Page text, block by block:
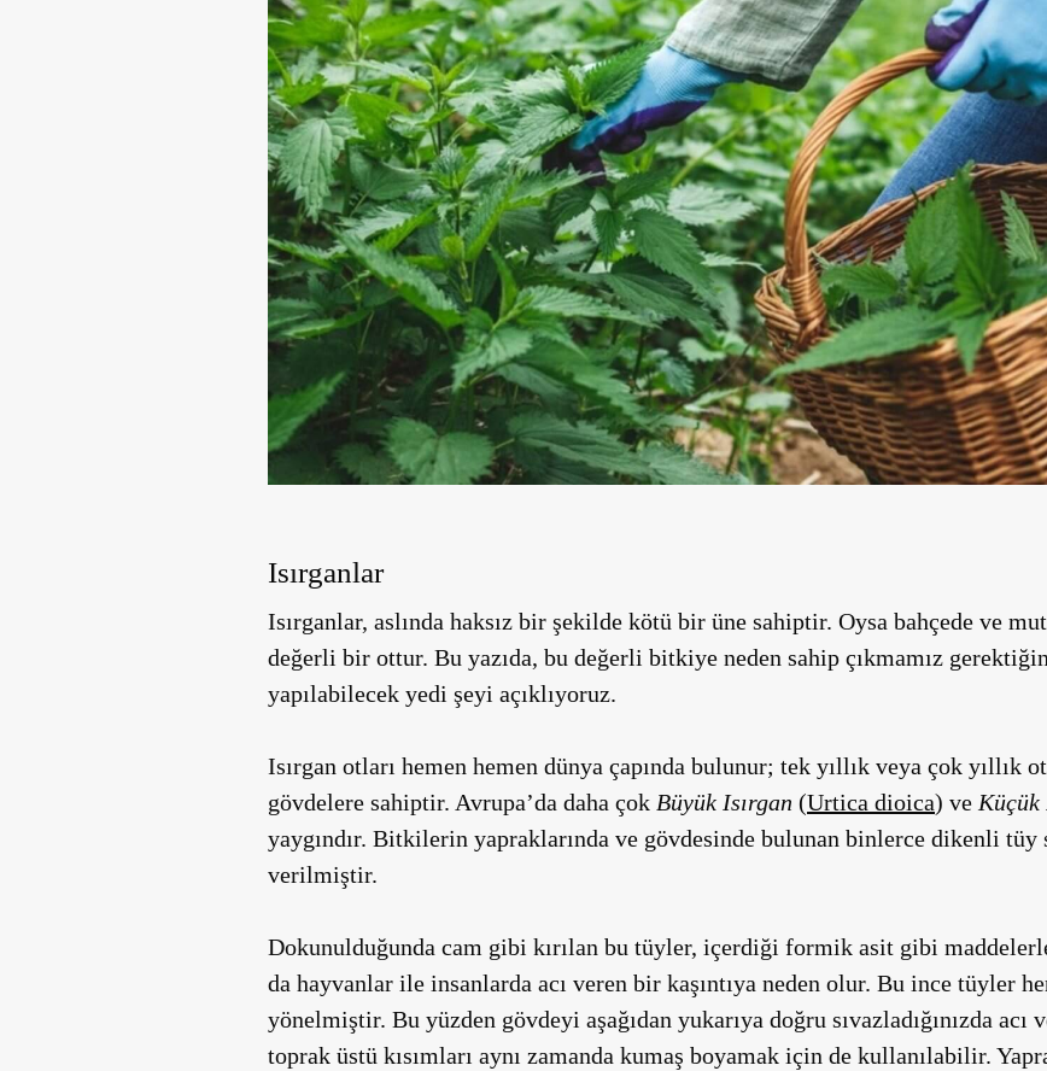
Isırganlar
Isırganlar, aslında haksız bir şekilde kötü bir üne sahiptir. Oysa bahçede ve
değerli bir ottur. Bu yazıda, bu değerli bitkiye neden sahip çıkmamız
yapılabilecek yedi şeyi açıklıyoruz.
Isırgan otları hemen hemen dünya çapında bulunur; tek yıllık veya çok yıllık
gövdelere sahiptir. Avrupa’da daha çok Büyük Isırgan (Urtica dioica) ve Küçük
yaygındır. Bitkilerin yapraklarında ve gövdesinde bulunan binlerce dikenli tüy
verilmiştir.
Dokunulduğunda cam gibi kırılan bu tüyler, içerdiği formik asit gibi maddelerle
da hayvanlar ile insanlarda acı veren bir kaşıntıya neden olur. Bu ince tüyler
yönelmiştir. Bu yüzden gövdeyi aşağıdan yukarıya doğru sıvazladığınızda acı
toprak üstü kısımları aynı zamanda kumaş boyamak için de kullanılabilir.